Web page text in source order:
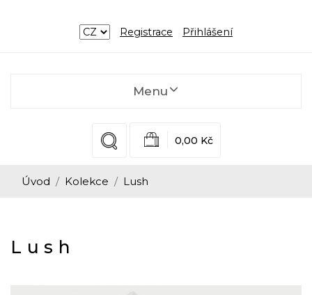
Registrace Přihlášení
Menu
0,00 Kč
Úvod Kolekce Lush
Lush